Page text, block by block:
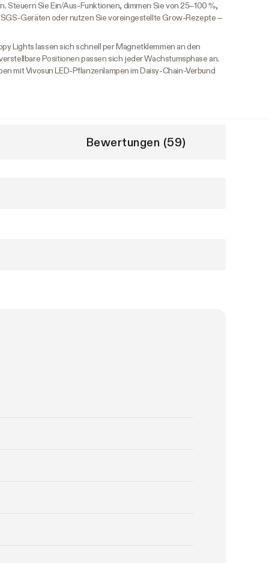
Steuern Sie Ein/Aus-Funktionen, dimmen Sie von 25–100 %,
Geräten oder nutzen Sie voreingestellte Grow-Rezepte –
Lights lassen sich schnell per Magnetklemmen an den
Positionen passen sich jeder Wachstumsphase an.
mit Vivosun LED-Pflanzenlampen im Daisy-Chain-Verbund
Bewertungen (59)